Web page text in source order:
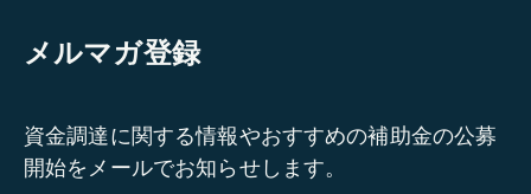
メルマガ登録
資金調達に関する情報やおすすめの補助金の公募
開始をメールでお知らせします。